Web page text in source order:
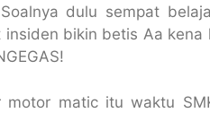
dulu sempat
bikin betis Aa
matic itu waktu